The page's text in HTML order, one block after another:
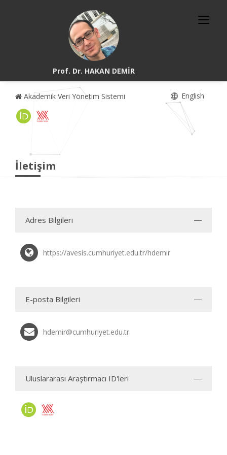
Prof. Dr. HAKAN DEMİR
Akademik Veri Yönetim Sistemi English
İletişim
Adres Bilgileri
https://avesis.cumhuriyet.edu.tr/hdemir
E-posta Bilgileri
hdemir@cumhuriyet.edu.tr
Uluslararası Araştırmacı ID'leri